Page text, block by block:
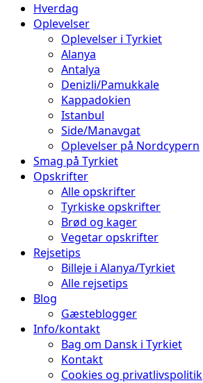
Hverdag
Oplevelser
Oplevelser i Tyrkiet
Alanya
Antalya
Denizli/Pamukkale
Kappadokien
Istanbul
Side/Manavgat
Oplevelser på Nordcypern
Smag på Tyrkiet
Opskrifter
Alle opskrifter
Tyrkiske opskrifter
Brød og kager
Vegetar opskrifter
Rejsetips
Billeje i Alanya/Tyrkiet
Alle rejsetips
Blog
Gæsteblogger
Info/kontakt
Bag om Dansk i Tyrkiet
Kontakt
Cookies og privatlivspolitik